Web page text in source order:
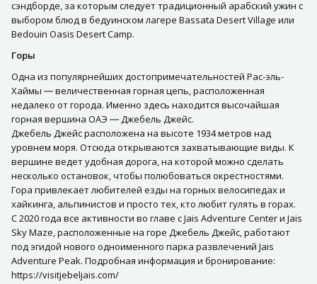
сэндборде, за которым следует традиционный арабский ужин с
выбором блюд в бедуинском лагере Bassata Desert Village или
Bedouin Oasis Desert Camp.
Горы
Одна из популярнейших достопримечательностей Рас-эль-
Хаймы ― величественная горная цепь, расположенная
недалеко от города. Именно здесь находится высочайшая
горная вершина ОАЭ ― Джебель Джейс.
Джебель Джейс расположена на высоте 1934 метров над
уровнем моря. Отсюда открываются захватывающие виды. К
вершине ведет удобная дорога, на которой можно сделать
несколько остановок, чтобы полюбоваться окрестностями.
Гора привлекает любителей езды на горных велосипедах и
хайкинга, альпинистов и просто тех, кто любит гулять в горах.
С 2020 года все активности во главе с Jais Adventure Center и Jais
Sky Maze, расположенные на горе Джебель Джейс, работают
под эгидой нового одноименного парка развлечений Jais
Adventure Peak. Подробная информация и бронирование:
https://visitjebeljais.com/